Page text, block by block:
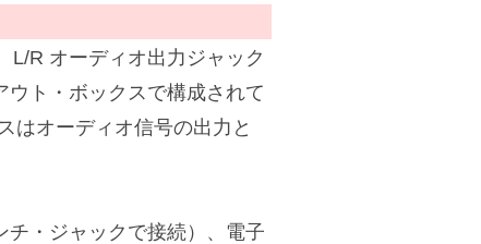
L/R オーディオ出力ジャック
ウト・ボックスで構成されて
はオーディオ信号の出力と
・ジャックで接続）、電子